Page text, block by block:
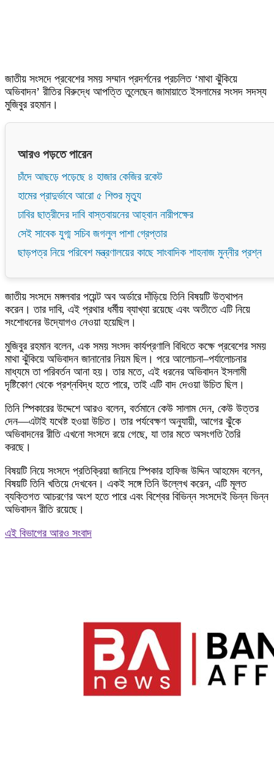
জাতীয় সংসদে প্রবেশের সময় সম্মান প্রদর্শনের প্রচলিত ‘মাথা ঝুঁকিয়ে
অভিবাদন’ রীতির বিরুদ্ধে আপত্তি তুলেছেন জামায়াতে ইসলামের সংসদ সদস্য
মুজিবুর রহমান।
আরও পড়তে পারেন
চাঁদে আছড়ে পড়েছে ৪ হাজার কেজির রকেট
হামের প্রাদুর্ভাবে আরো ৫ শিশুর মৃত্যু
ঢাবির ছাত্রীদের দাবি বাস্তবায়নের আহ্বান নারীপক্ষের
সেই সাবেক যুগ্ম সচিব জগলুল পাশা গ্রেপ্তার
ছাড়পত্র নিয়ে পরিবেশ মন্ত্রণালয়ের কাছে সাংবাদিক শাহনাজ মুন্নীর প্রশ্ন
জাতীয় সংসদে মঙ্গলবার পয়েন্ট অব অর্ডারে দাঁড়িয়ে তিনি বিষয়টি উত্থাপন
করেন। তার দাবি, এই প্রথার ধর্মীয় ব্যাখ্যা রয়েছে এবং অতীতে এটি নিয়ে
সংশোধনের উদ্যোগও নেওয়া হয়েছিল।
মুজিবুর রহমান বলেন, এক সময় সংসদ কার্যপ্রণালি বিধিতে কক্ষে প্রবেশের সময়
মাথা ঝুঁকিয়ে অভিবাদন জানানোর নিয়ম ছিল। পরে আলোচনা–পর্যালোচনার
মাধ্যমে তা পরিবর্তন আনা হয়। তার মতে, এই ধরনের অভিবাদন ইসলামী
দৃষ্টিকোণ থেকে প্রশ্নবিদ্ধ হতে পারে, তাই এটি বাদ দেওয়া উচিত ছিল।
তিনি স্পিকারের উদ্দেশে আরও বলেন, বর্তমানে কেউ সালাম দেন, কেউ উত্তর
দেন—এটাই যথেষ্ট হওয়া উচিত। তার পর্যবেক্ষণ অনুযায়ী, আগের ঝুঁকে
অভিবাদনের রীতি এখনো সংসদে রয়ে গেছে, যা তার মতে অসংগতি তৈরি
করছে।
বিষয়টি নিয়ে সংসদে প্রতিক্রিয়া জানিয়ে স্পিকার হাফিজ উদ্দিন আহমেদ বলেন,
বিষয়টি তিনি খতিয়ে দেখবেন। একই সঙ্গে তিনি উল্লেখ করেন, এটি মূলত
ব্যক্তিগত আচরণের অংশ হতে পারে এবং বিশ্বের বিভিন্ন সংসদেই ভিন্ন ভিন্ন
অভিবাদন রীতি রয়েছে।
এই বিভাগের আরও সংবাদ